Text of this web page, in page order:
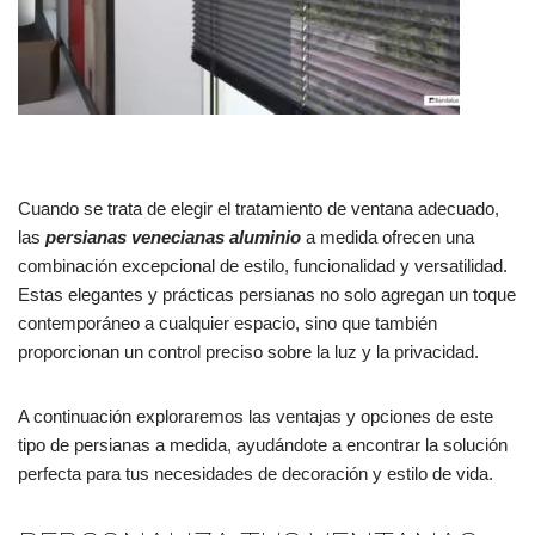
Cuando se trata de elegir el tratamiento de ventana adecuado,
las persianas venecianas aluminio a medida ofrecen una
combinación excepcional de estilo, funcionalidad y versatilidad.
Estas elegantes y prácticas persianas no solo agregan un toque
contemporáneo a cualquier espacio, sino que también
proporcionan un control preciso sobre la luz y la privacidad.
A continuación exploraremos las ventajas y opciones de este
tipo de persianas a medida, ayudándote a encontrar la solución
perfecta para tus necesidades de decoración y estilo de vida.